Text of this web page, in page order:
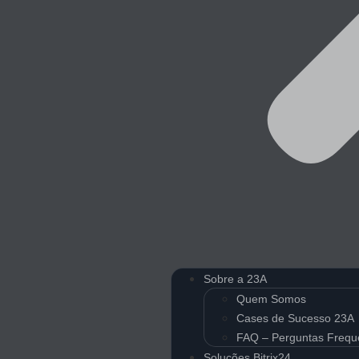
Sobre a 23A
Quem Somos
Cases de Sucesso 23A
FAQ – Perguntas